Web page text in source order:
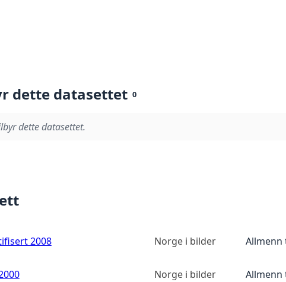
dette datasettet 0
dette datasettet.
2008 Norge i bilder Allmenn
Norge i bilder Allmenn